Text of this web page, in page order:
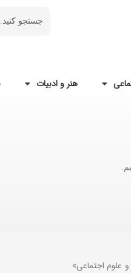
هنر و ادبیات
علوم اجتماعی»